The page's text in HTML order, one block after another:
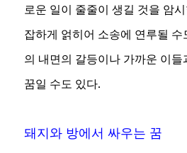
로운 일이 줄줄이 생길 것을 암
잡하게 얽히어 소송에 연루될 수
의 내면의 갈등이나 가까운 이
꿈일 수도 있다.
돼지와 방에서 싸우는 꿈